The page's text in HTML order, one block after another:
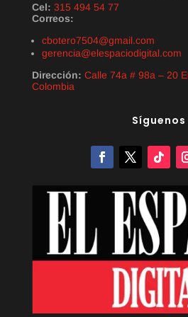
Cel: 315 494 54 77
Correos:
cbotero7504@gmail.com
gerencia@elespaciodigital.com
Dirección: Calle 74a # 98a – 20
Colombia
Síguenos